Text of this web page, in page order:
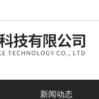
新闻动态